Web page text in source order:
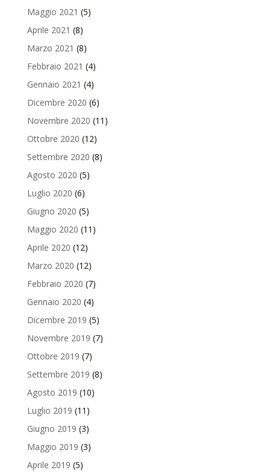
Maggio 2021 (5)
Aprile 2021 (8)
Marzo 2021 (8)
Febbraio 2021 (4)
Gennaio 2021 (4)
Dicembre 2020 (6)
Novembre 2020 (11)
Ottobre 2020 (12)
Settembre 2020 (8)
Agosto 2020 (5)
Luglio 2020 (6)
Giugno 2020 (5)
Maggio 2020 (11)
Aprile 2020 (12)
Marzo 2020 (12)
Febbraio 2020 (7)
Gennaio 2020 (4)
Dicembre 2019 (5)
Novembre 2019 (7)
Ottobre 2019 (7)
Settembre 2019 (8)
Agosto 2019 (10)
Luglio 2019 (11)
Giugno 2019 (3)
Maggio 2019 (3)
Aprile 2019 (5)